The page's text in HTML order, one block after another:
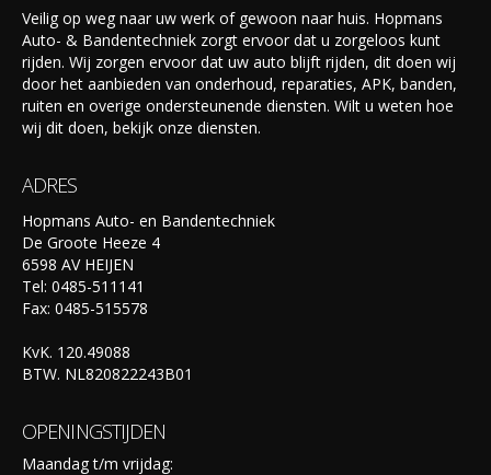
Veilig op weg naar uw werk of gewoon naar huis. Hopmans
Auto- & Bandentechniek zorgt ervoor dat u zorgeloos kunt
rijden. Wij zorgen ervoor dat uw auto blijft rijden, dit doen wij
door het aanbieden van onderhoud, reparaties, APK, banden,
ruiten en overige ondersteunende diensten. Wilt u weten hoe
wij dit doen, bekijk onze diensten.
ADRES
Hopmans Auto- en Bandentechniek
De Groote Heeze 4
6598 AV HEIJEN
Tel: 0485-511141
Fax: 0485-515578
KvK. 120.49088
BTW. NL820822243B01
OPENINGSTIJDEN
Maandag t/m vrijdag: